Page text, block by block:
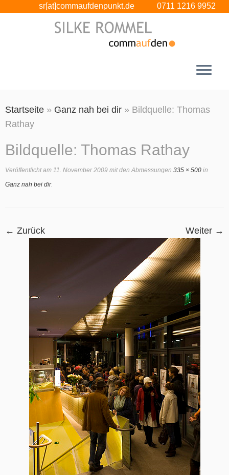
Inhalt
springen
sr[at]commaufdenpunkt.de 0711 1216 9952
Startseite » Ganz nah bei dir » Bildquelle: Thomas
Rathay
Bildquelle: Thomas Rathay
Veröffentlicht am 11. November 2009 mit den Abmessungen 335 × 500 in
Ganz nah bei dir.
← Zurück Weiter →